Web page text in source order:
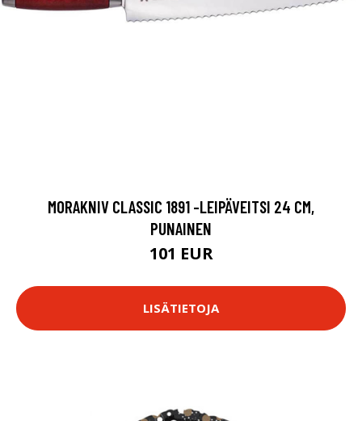
MORAKNIV CLASSIC 1891 -LEIPÄVEITSI 24 CM,
PUNAINEN
101 EUR
LISÄTIETOJA